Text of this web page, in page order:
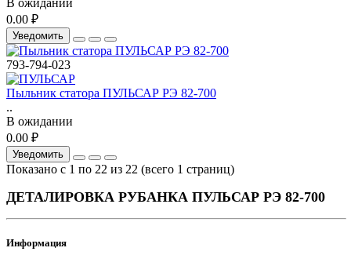
0.00 ₽
Уведомить
793-794-023
Пыльник статора ПУЛЬСАР РЭ 82-700
..
В ожидании
0.00 ₽
Уведомить
Показано с 1 по 22 из 22 (всего 1 страниц)
ДЕТАЛИРОВКА РУБАНКА ПУЛЬСАР РЭ 82-700
Информация